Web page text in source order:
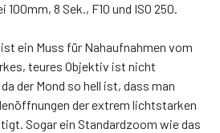
100mm, 8 Sek., F10 und ISO 250.
ein Muss für Nahaufnahmen vom
teures Objektiv ist nicht
der Mond so hell ist, dass man
der extrem lichtstarken
Sogar ein Standardzoom wie das